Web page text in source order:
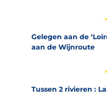
Gelegen aan de
aan de Wijnroute
Tussen 2 rivieren :